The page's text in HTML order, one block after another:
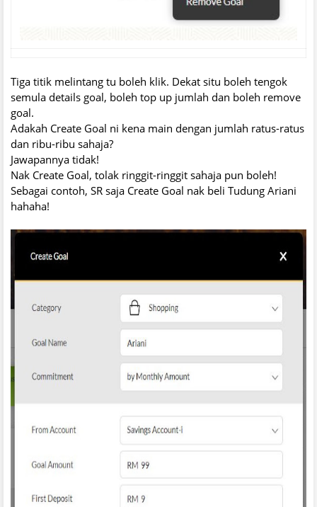
Tiga titik melintang tu boleh klik. Dekat situ boleh tengok
semula details goal, boleh top up jumlah dan boleh remove
goal.
Adakah Create Goal ni kena main dengan jumlah ratus-ratus
dan ribu-ribu sahaja?
Jawapannya tidak!
Nak Create Goal, tolak ringgit-ringgit sahaja pun boleh!
Sebagai contoh, SR saja Create Goal nak beli Tudung Ariani
hahaha!